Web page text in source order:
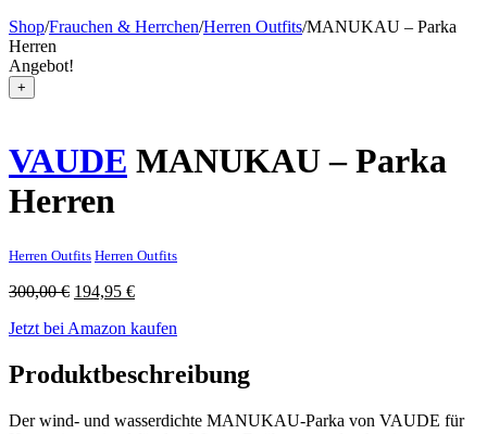
Shop/Frauchen & Herrchen/Herren Outfits/MANUKAU – Parka
Herren
Angebot!
+
VAUDE MANUKAU – Parka
Herren
Herren Outfits Herren Outfits
300,00€ Ursprünglicher
war:
194,95 €Aktueller
ist:
Jetzt bei Amazon kaufen
Produktbeschreibung
Der wind- und wasserdichte MANUKAU-Parka von VAUDE für